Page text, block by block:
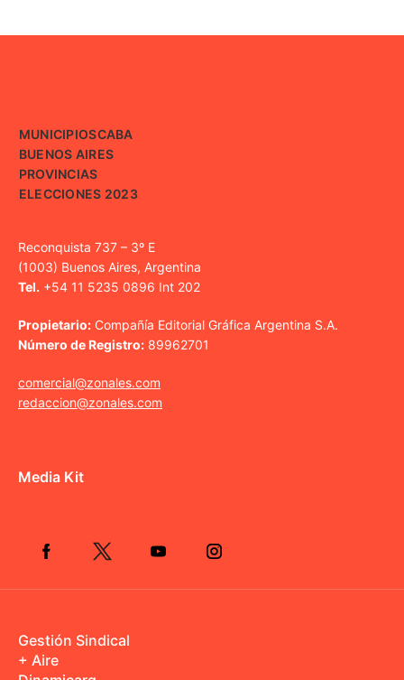
MUNICIPIOSCABA
BUENOS AIRES
PROVINCIAS
ELECCIONES 2023
Reconquista 737 – 3º E
(1003) Buenos Aires, Argentina
Tel. +54 11 5235 0896 Int 202
Propietario: Compañía Editorial Gráfica Argentina S.A.
Número de Registro: 89962701
comercial@zonales.com
redaccion@zonales.com
Media Kit
Gestión Sindical
+ Aire